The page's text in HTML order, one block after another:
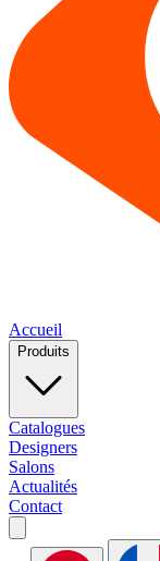
Accueil
Produits
Catalogues
Designers
Salons
Actualités
Contact